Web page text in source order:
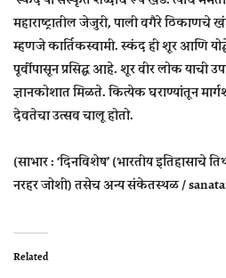
महाराष्ट्रातील जेजुरी, पाली वगैरे
म्हणजे कार्तिकस्वामी. स्कंद ही शूर आणि
पूर्वीपासून प्रसिद्ध आहे. शूर वीर लोक याची
ज्ञानकोशात मिळते. कित्येक घराण्यांतून
देवतेचा उत्सव चालू होतो.
(साभार : ‘दिनविशेष’ (भारतीय इतिहासाचे
नरहर जोशी) तसेच अन्य संकेतस्थळ/
Related